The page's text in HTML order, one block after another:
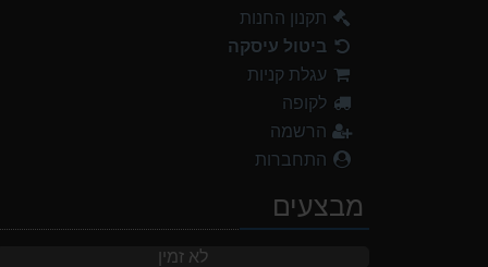
תקנון החנות
ביטול עיסקה
עגלת קניות
לקופה
הרשמה
התחברות
מבצעים
לא זמין